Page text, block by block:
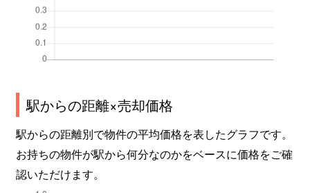
駅からの距離×売却価格
駅からの距離別で物件の平均価格を表したグラフです。
お持ちの物件が駅から何分なのかをベースに価格をご確
認いただけます。